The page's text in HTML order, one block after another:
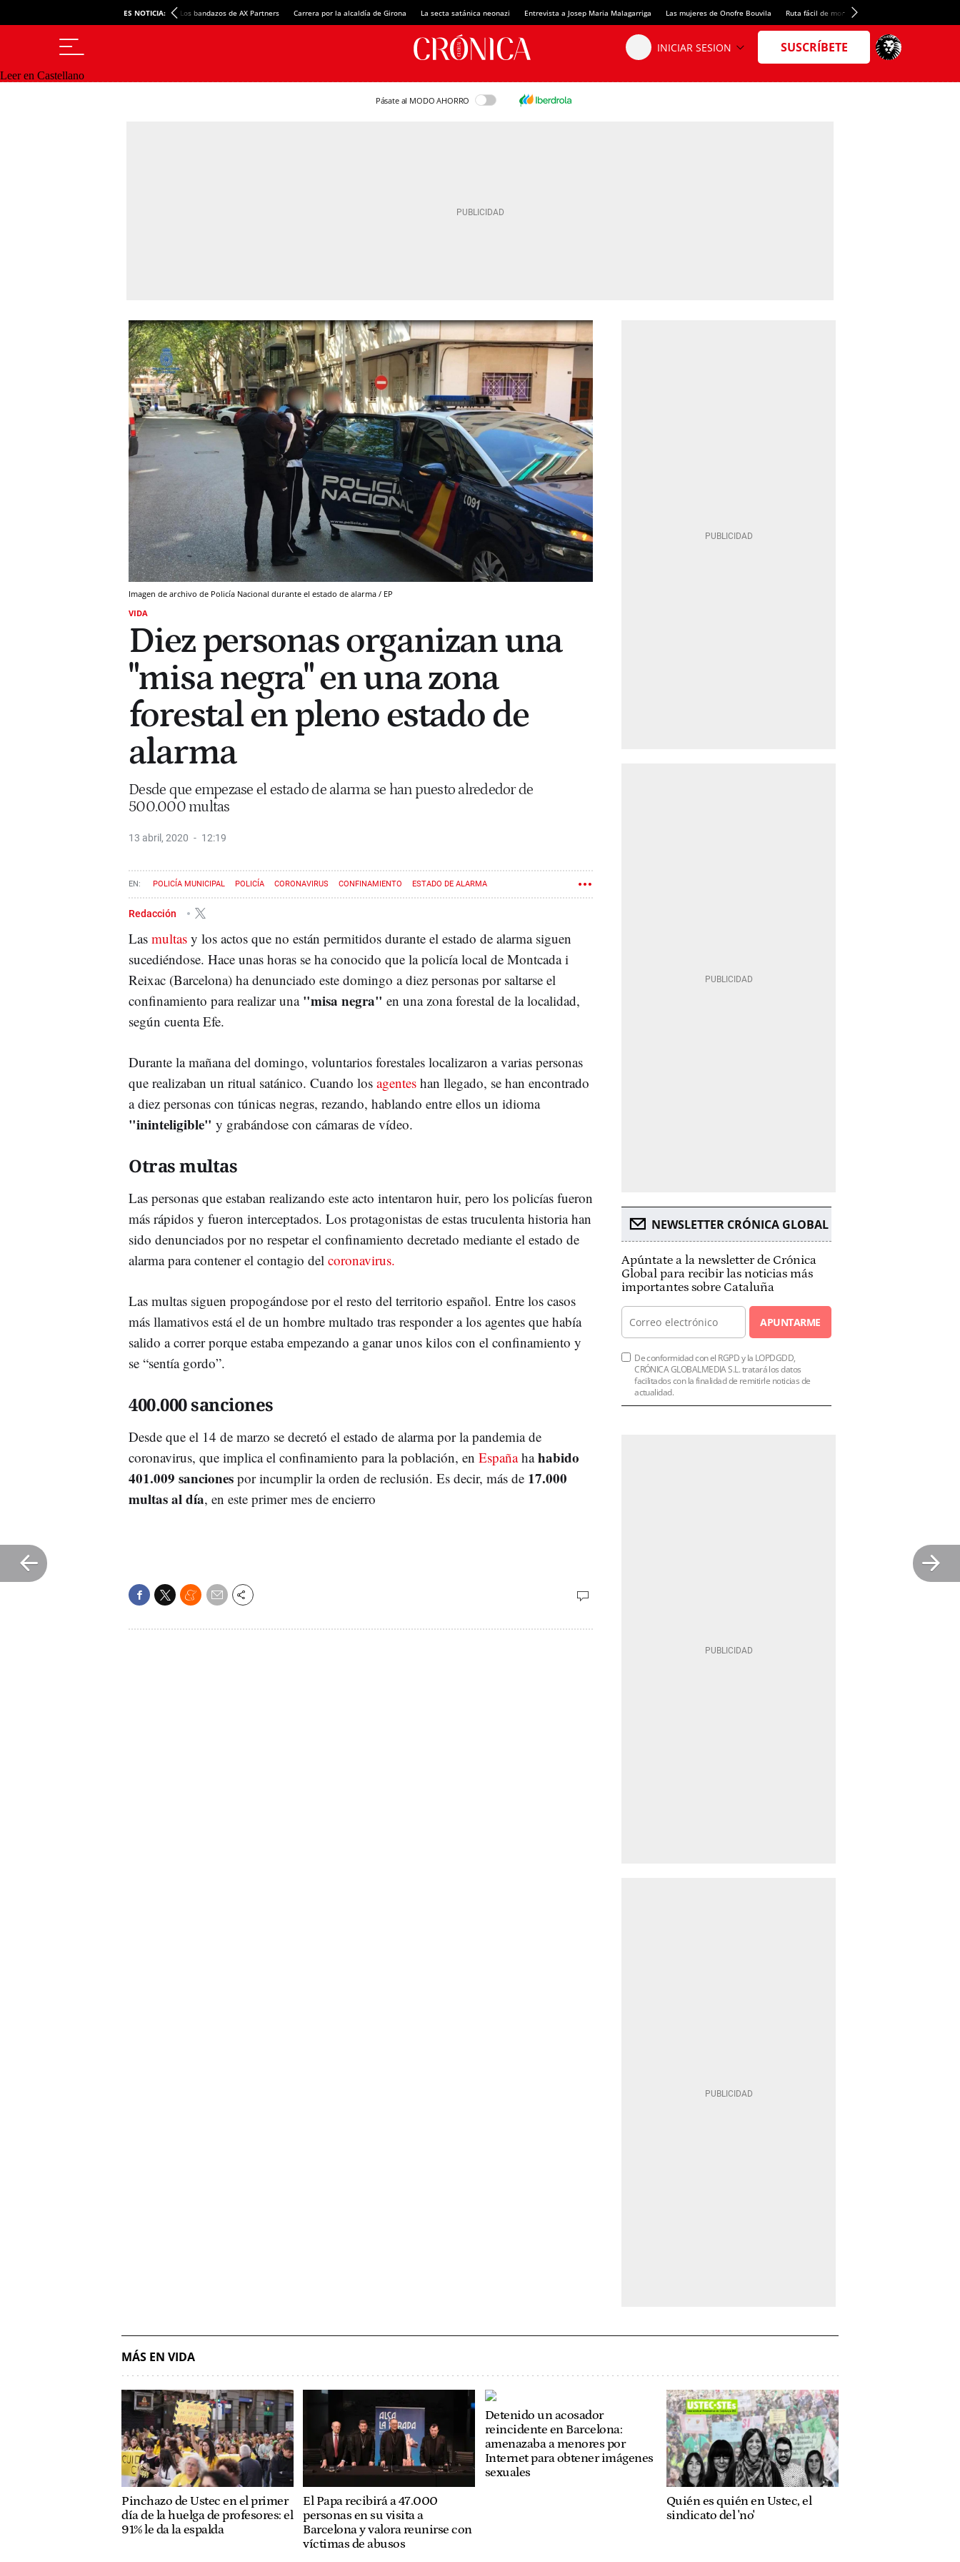
ES NOTICIA: Los bandazos de AX Partners Carrera por la alcaldía de Girona La secta satánica neonazi Entrevista a Josep Maria Malagarriga Las mujeres de Onofre Bouvila Ruta fácil de montaña
Leer en Castellano
Pásate al MODO AHORRO
Imagen de archivo de Policía Nacional durante el estado de alarma / EP
VIDA
Diez personas organizan una
"misa negra" en una zona
forestal en pleno estado de
alarma
Desde que empezase el estado de alarma se han puesto alrededor de
500.000 multas
13 abril, 2020 12:19
POLICÍA MUNICIPAL POLICÍA CORONAVIRUS CONFINAMIENTO ESTADO DE ALARMA
Redacción
Las multas y los actos que no están permitidos durante el estado de alarma siguen
sucediéndose. Hace unas horas se ha conocido que la policía local de Montcada i
Reixac (Barcelona) ha denunciado este domingo a diez personas por saltarse el
confinamiento para realizar una "misa negra" en una zona forestal de la localidad,
según cuenta Efe.
Durante la mañana del domingo, voluntarios forestales localizaron a varias personas
que realizaban un ritual satánico. Cuando los agentes han llegado, se han encontrado
a diez personas con túnicas negras, rezando, hablando entre ellos un idioma
"ininteligible" y grabándose con cámaras de vídeo.
Otras multas
Las personas que estaban realizando este acto intentaron huir, pero los policías fueron
más rápidos y fueron interceptados. Los protagonistas de estas truculenta historia han
sido denunciados por no respetar el confinamiento decretado mediante el estado de
alarma para contener el contagio del coronavirus.
Las multas siguen propogándose por el resto del territorio español. Entre los casos
más llamativos está el de un hombre multado tras responder a los agentes que había
salido a correr porque estaba empezando a ganar unos kilos con el confinamiento y
se “sentía gordo”.
400.000 sanciones
Desde que el 14 de marzo se decretó el estado de alarma por la pandemia de
coronavirus, que implica el confinamiento para la población, en Españahahabido
401.009 sanciones por incumplir la orden de reclusión. Es decir, más de 17.000
multas al día, en este primer mes de encierro
NEWSLETTER CRÓNICA GLOBAL
Apúntate a la newsletter de Crónica
Global para recibir las noticias más
importantes sobre Cataluña
APUNTARME
De conformidad con el RGPD y la LOPDGDD,
CRÓNICA GLOBALMEDIA S.L. tratará los datos
facilitados con la finalidad de remitirle noticias de
actualidad.
MÁS EN VIDA
Pinchazo de Ustec en el primer
día de la huelga de profesores: el
91% le da la espalda
El Papa recibirá a 47.000
personas en su visita a
Barcelona y valora reunirse con
víctimas de abusos
Detenido un acosador
reincidente en Barcelona:
amenazaba a menores por
Internet para obtener imágenes
sexuales
Quién es quién en Ustec, el
sindicato del 'no'